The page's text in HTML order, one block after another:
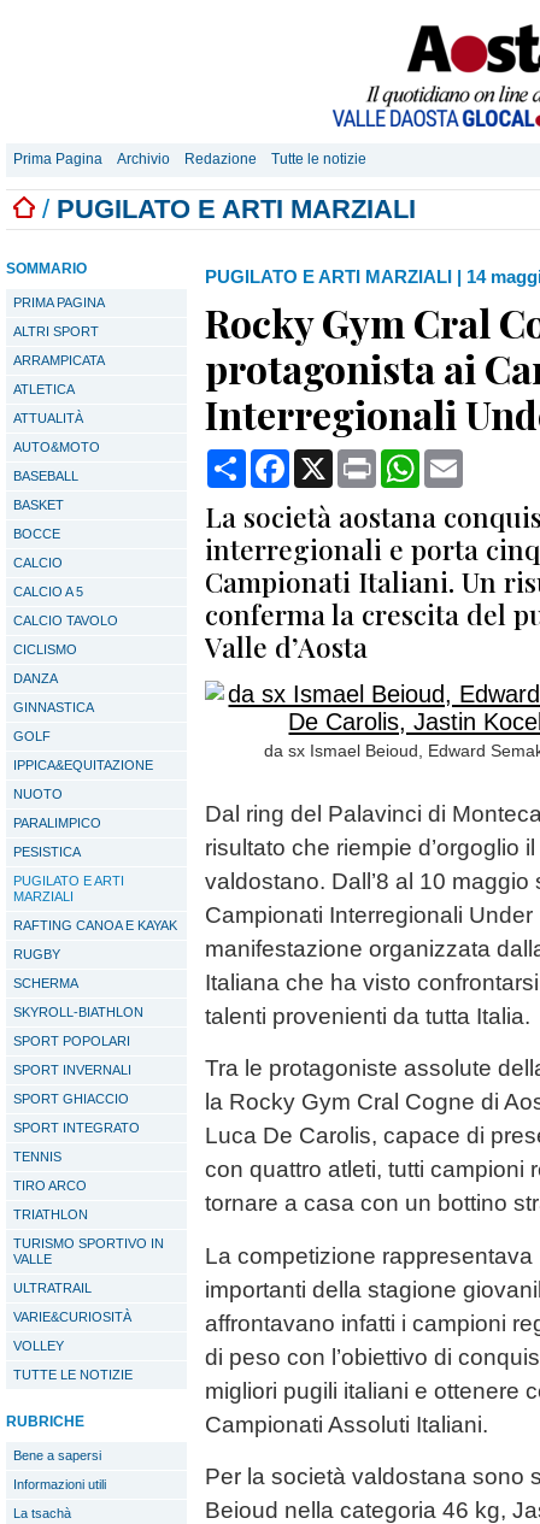
Prima Pagina Archivio Redazione Tutte le notizie
/ PUGILATO E ARTI MARZIALI
SOMMARIO
PRIMA PAGINA
ALTRI SPORT
ARRAMPICATA
ATLETICA
ATTUALITÀ
AUTO&MOTO
BASEBALL
BASKET
BOCCE
CALCIO
CALCIO A 5
CALCIO TAVOLO
CICLISMO
DANZA
GINNASTICA
GOLF
IPPICA&EQUITAZIONE
NUOTO
PARALIMPICO
PESISTICA
PUGILATO E ARTI
MARZIALI
RAFTING CANOA E KAYAK
RUGBY
SCHERMA
SKYROLL-BIATHLON
SPORT POPOLARI
SPORT INVERNALI
SPORT GHIACCIO
SPORT INTEGRATO
TENNIS
TIRO ARCO
TRIATHLON
TURISMO SPORTIVO IN
VALLE
ULTRATRAIL
VARIE&CURIOSITÀ
VOLLEY
TUTTE LE NOTIZIE
RUBRICHE
Bene a sapersi
Informazioni utili
La tsachà
PUGILATO E ARTI MARZIALI | 14
Rocky Gym Cral
protagonista ai
Interregionali
CondividiFacebook
X Print WhatsApp
La società aostana
interregionali e porta
Campionati Italiani. Un
conferma la crescita del
Valle d’Aosta
da sx Ismael Beioud, Edward
Dal ring del Palavinci di
risultato che riempie d’orgoglio
valdostano. Dall’8 al 10 maggio
Campionati Interregionali
manifestazione organizzata
Italiana che ha visto
talenti provenienti da tutta Italia.
Tra le protagoniste assolute
la Rocky Gym Cral Cogne di
Luca De Carolis, capace di
con quattro atleti, tutti campioni
tornare a casa con un bottino
La competizione
importanti della stagione
affrontavano infatti i campioni
di peso con l’obiettivo di
migliori pugili italiani e ottenere
Campionati Assoluti Italiani.
Per la società valdostana sono
Beioud nella categoria 46 kg,